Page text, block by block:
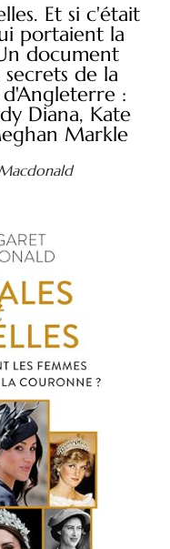
Et si c'était
portaient la
document
de la
:
Diana, Kate
Markle